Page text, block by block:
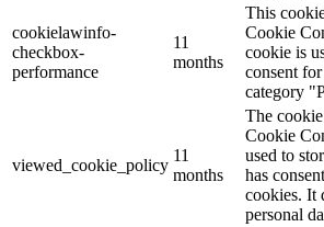
cookielawinfo-
checkbox-
performance
11
months
This
Cookie
cookie is
consent
category
viewed_cookie_policy
11
months
The
Cookie
used to
has
cookies. It
personal